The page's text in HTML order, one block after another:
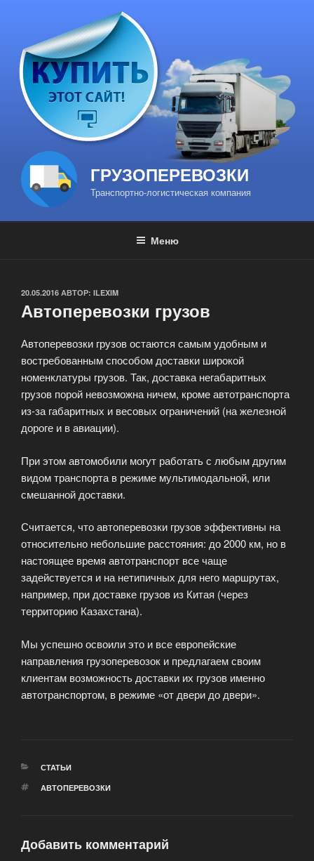
содержимому
ГРУЗОПЕРЕВОЗКИ
Транспортно-логистическая компания
Меню
ОПУБЛИКОВАНО
20.05.2016 АВТОР: ILEXIM
Автоперевозки грузов
Автоперевозки грузов остаются самым удобным и
востребованным способом доставки широкой
номенклатуры грузов. Так, доставка негабаритных
грузов порой невозможна ничем, кроме автотранспорта
из-за габаритных и весовых ограничений (на железной
дороге и в авиации).
При этом автомобили могут работать с любым другим
видом транспорта в режиме мультимодальной, или
смешанной доставки.
Считается, что автоперевозки грузов эффективны на
относительно небольшие расстояния: до 2000 км, но в
настоящее время автотранспорт все чаще
задействуется и на нетипичных для него маршрутах,
например, при доставке грузов из Китая (через
территорию Казахстана).
Мы успешно освоили это и все европейские
направления грузоперевозок и предлагаем своим
клиентам возможность доставки их грузов именно
автотранспортом, в режиме «от двери до двери».
РУБРИКИ
СТАТЬИ
МЕТКИ
АВТОПЕРЕВОЗКИ
Добавить комментарий